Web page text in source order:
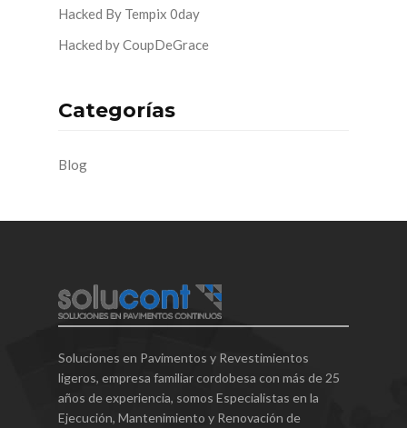
Hacked By Tempix 0day
Hacked by CoupDeGrace
Categorías
Blog
Soluciones en Pavimentos y Revestimientos
ligeros, empresa familiar cordobesa con más de 25
años de experiencia, somos Especialistas en la
Ejecución, Mantenimiento y Renovación de